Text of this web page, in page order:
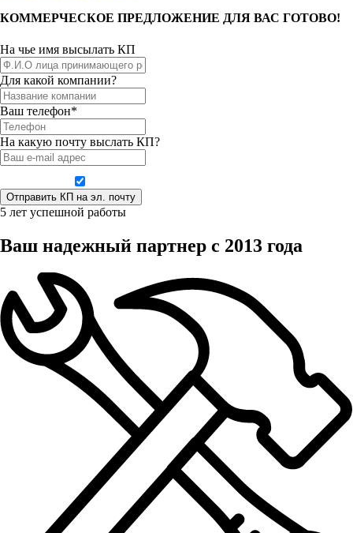
КОММЕРЧЕСКОЕ ПРЕДЛОЖЕНИЕ ДЛЯ ВАС ГОТОВО!
На чье имя высылать КП
Для какой компании?
Ваш телефон*
На какую почту выслать КП?
5 лет успешной работы
Ваш надежный партнер с 2013 года